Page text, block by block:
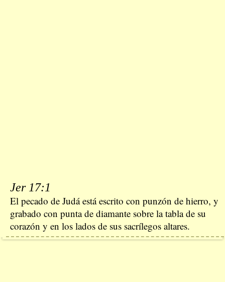
Jer 17:1
El pecado de Judá está escrito con punzón de hierro, y
grabado con punta de diamante sobre la tabla de su
corazón y en los lados de sus sacrílegos altares.